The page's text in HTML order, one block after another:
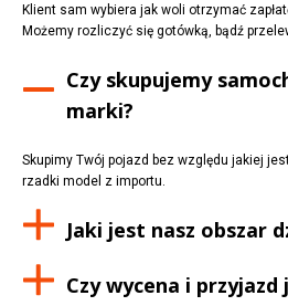
Klient sam wybiera jak woli otrzymać
Możemy rozliczyć się gotówką, bądź
Czy skupujemy
marki?
Skupimy Twój pojazd bez względu jakiej
rzadki model z importu.
Jaki jest nasz obszar
Czy wycena i przyjazd